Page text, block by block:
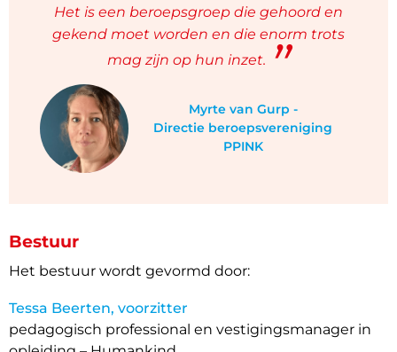
Het is een beroepsgroep die gehoord en
gekend moet worden en die enorm trots
mag zijn op hun inzet.
Myrte van Gurp -
Directie beroepsvereniging
PPINK
Bestuur
Het bestuur wordt gevormd door:
Tessa Beerten, voorzitter
pedagogisch professional en vestigingsmanager in